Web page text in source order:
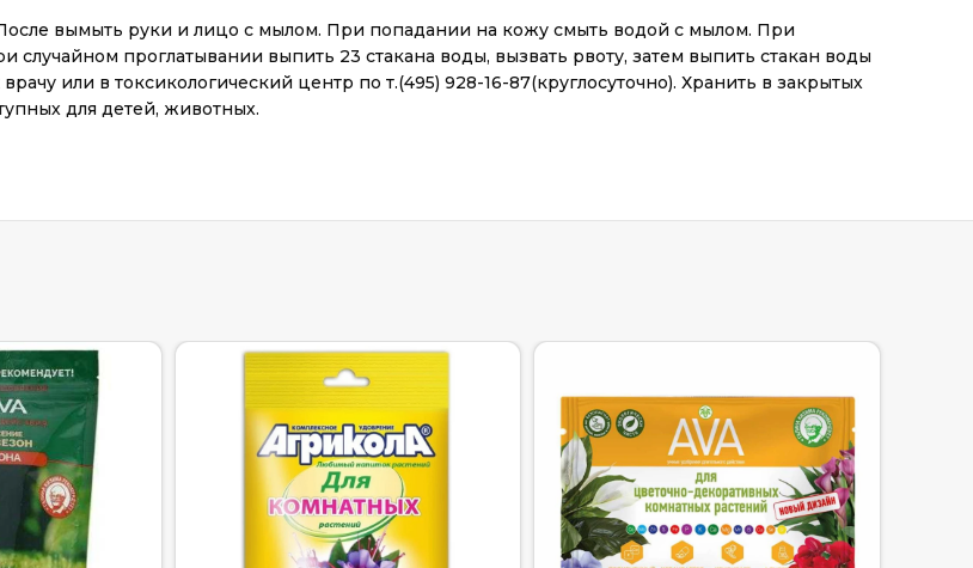
вымыть руки и лицо с мылом. При попадании на кожу смыть водой с мылом. При
проглатывании выпить 23 стакана воды, вызвать рвоту, затем выпить стакан воды
или в токсикологический центр по т.(495) 928-16-87(круглосуточно). Хранить в закрытых
для детей, животных.